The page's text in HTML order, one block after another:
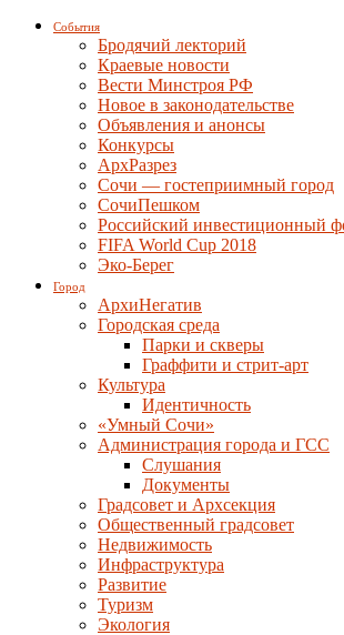
События
Бродячий лекторий
Краевые новости
Вести Минстроя РФ
Новое в законодательстве
Объявления и анонсы
Конкурсы
АрхРазрез
Сочи — гостеприимный город
СочиПешком
Российский инвестиционный
FIFA World Cup 2018
Эко-Берег
Город
АрхиНегатив
Городская среда
Парки и скверы
Граффити и стрит-арт
Культура
Идентичность
«Умный Сочи»
Администрация города и ГСС
Слушания
Документы
Градсовет и Архсекция
Общественный градсовет
Недвижимость
Инфраструктура
Развитие
Туризм
Экология